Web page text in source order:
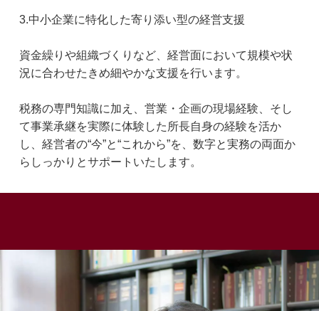
3.中小企業に特化した寄り添い型の経営支援
資金繰りや組織づくりなど、経営面において規模や状
況に合わせたきめ細やかな支援を行います。
税務の専門知識に加え、営業・企画の現場経験、そし
て事業承継を実際に体験した所長自身の経験を活か
し、経営者の“今”と“これから”を、数字と実務の両面か
らしっかりとサポートいたします。